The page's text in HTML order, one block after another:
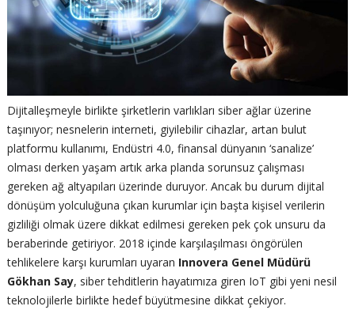
Dijitalleşmeyle birlikte şirketlerin varlıkları siber ağlar üzerine
taşınıyor; nesnelerin interneti, giyilebilir cihazlar, artan bulut
platformu kullanımı, Endüstri 4.0, finansal dünyanın ‘sanalize’
olması derken yaşam artık arka planda sorunsuz çalışması
gereken ağ altyapıları üzerinde duruyor. Ancak bu durum dijital
dönüşüm yolculuğuna çıkan kurumlar için başta kişisel verilerin
gizliliği olmak üzere dikkat edilmesi gereken pek çok unsuru da
beraberinde getiriyor. 2018 içinde karşılaşılması öngörülen
tehlikelere karşı kurumları uyaran Innovera Genel Müdürü
Gökhan Say, siber tehditlerin hayatımıza giren IoT gibi yeni nesil
teknolojilerle birlikte hedef büyütmesine dikkat çekiyor.